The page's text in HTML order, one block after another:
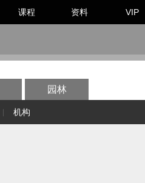
课程 资料 VIP
园林
机构